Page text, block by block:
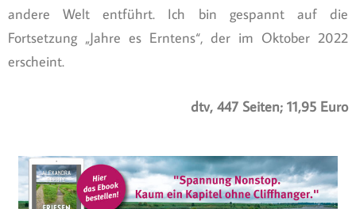
andere Welt entführt. Ich bin gespannt auf die
Fortsetzung „Jahre es Erntens“, der im Oktober 2022
erscheint.
dtv, 447 Seiten; 11,95 Euro